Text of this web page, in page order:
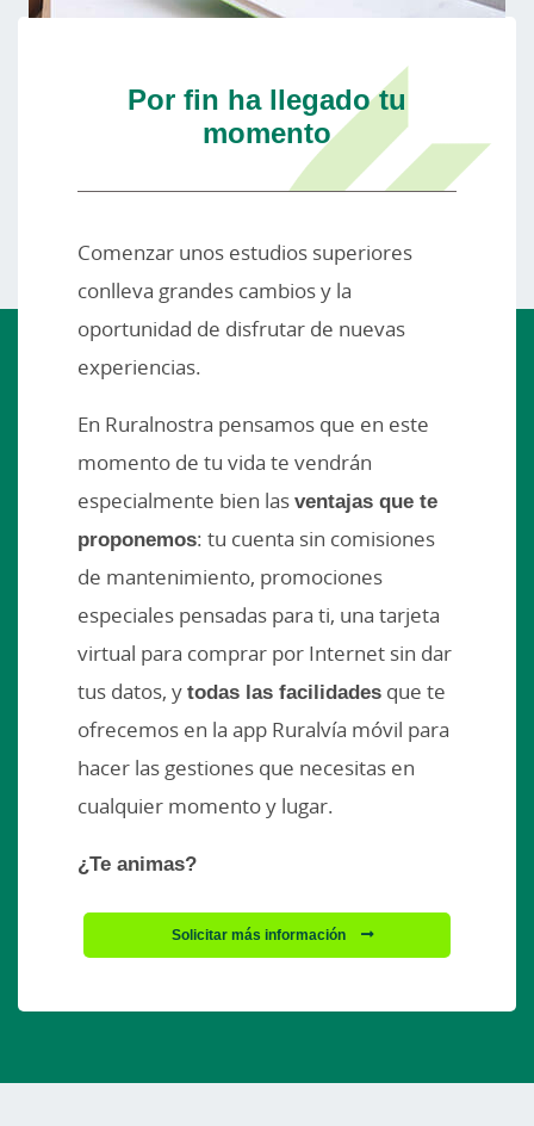
Por fin ha llegado tu
momento
Comenzar unos estudios superiores
conlleva grandes cambios y la
oportunidad de disfrutar de nuevas
experiencias.
En Ruralnostra pensamos que en este
momento de tu vida te vendrán
especialmente bien lasventajas que te
proponemos: tu cuenta sin comisiones
de mantenimiento, promociones
especiales pensadas para ti, una tarjeta
virtual para comprar por Internet sin dar
tus datos, ytodas las facilidades que te
ofrecemos en la app Ruralvía móvil para
hacer las gestiones que necesitas en
cualquier momento y lugar.
¿Te animas?
Solicitar más información